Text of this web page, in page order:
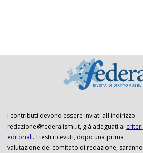
I contributi devono essere inviati all'indirizzo
redazione@federalismi.it, già adeguati ai criteri
editoriali. I testi ricevuti, dopo una prima
valutazione del comitato di redazione, saranno